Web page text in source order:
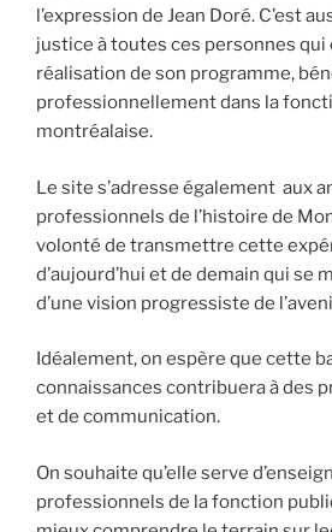
l’expression de Jean Doré. C’est
justice à toutes ces personnes qui
réalisation de son programme,
professionnellement dans la
montréalaise.
Le site s’adresse également aux
professionnels de l’histoire de
volonté de transmettre cette
d’aujourd’hui et de demain qui se
d’une vision progressiste de
Idéalement, on espère que cette
connaissances contribuera à des
et de communication.
On souhaite qu’elle serve
professionnels de la fonction